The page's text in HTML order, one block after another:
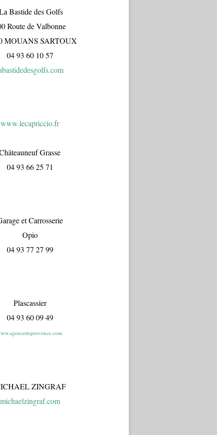
Bastide des Golfs
Route de Valbonne
MOUANS SARTOUX
04 93 60 10 57
www.lecapriccio.fr
Grasse
04 93 66 25 71
et Carrosserie
Opio
04 93 77 27 99
Plascassier
04 93 60 09 49
ZINGRAF
michaelzingraf.com